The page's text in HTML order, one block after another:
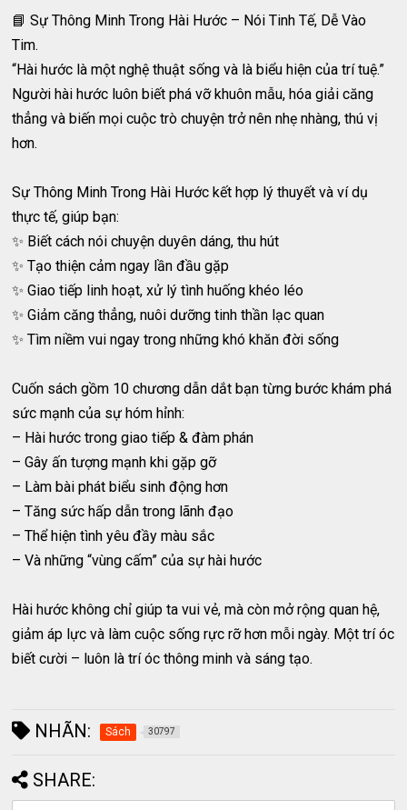
📘 Sự Thông Minh Trong Hài Hước – Nói Tinh Tế, Dễ Vào
Tim.
“Hài hước là một nghệ thuật sống và là biểu hiện của trí tuệ.”
Người hài hước luôn biết phá vỡ khuôn mẫu, hóa giải căng
thẳng và biến mọi cuộc trò chuyện trở nên nhẹ nhàng, thú vị
hơn.
Sự Thông Minh Trong Hài Hước kết hợp lý thuyết và ví dụ
thực tế, giúp bạn:
✨ Biết cách nói chuyện duyên dáng, thu hút
✨ Tạo thiện cảm ngay lần đầu gặp
✨ Giao tiếp linh hoạt, xử lý tình huống khéo léo
✨ Giảm căng thẳng, nuôi dưỡng tinh thần lạc quan
✨ Tìm niềm vui ngay trong những khó khăn đời sống
Cuốn sách gồm 10 chương dẫn dắt bạn từng bước khám phá
sức mạnh của sự hóm hỉnh:
– Hài hước trong giao tiếp & đàm phán
– Gây ấn tượng mạnh khi gặp gỡ
– Làm bài phát biểu sinh động hơn
– Tăng sức hấp dẫn trong lãnh đạo
– Thể hiện tình yêu đầy màu sắc
– Và những “vùng cấm” của sự hài hước
Hài hước không chỉ giúp ta vui vẻ, mà còn mở rộng quan hệ,
giảm áp lực và làm cuộc sống rực rỡ hơn mỗi ngày. Một trí óc
biết cười – luôn là trí óc thông minh và sáng tạo.
NHÃN: Sách 30797
SHARE: